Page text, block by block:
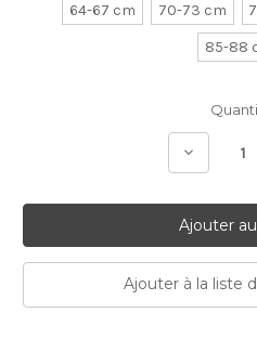
64-67 cm 70-73 cm
85-88
Diminuer
Ajouter à la liste